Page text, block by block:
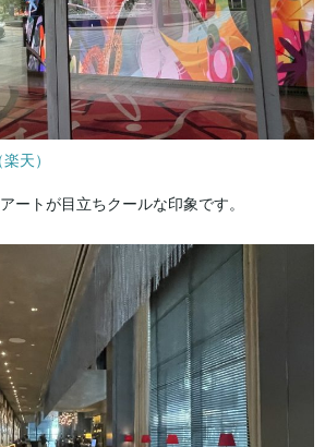
天）
ートが目立ちクールな印象です。